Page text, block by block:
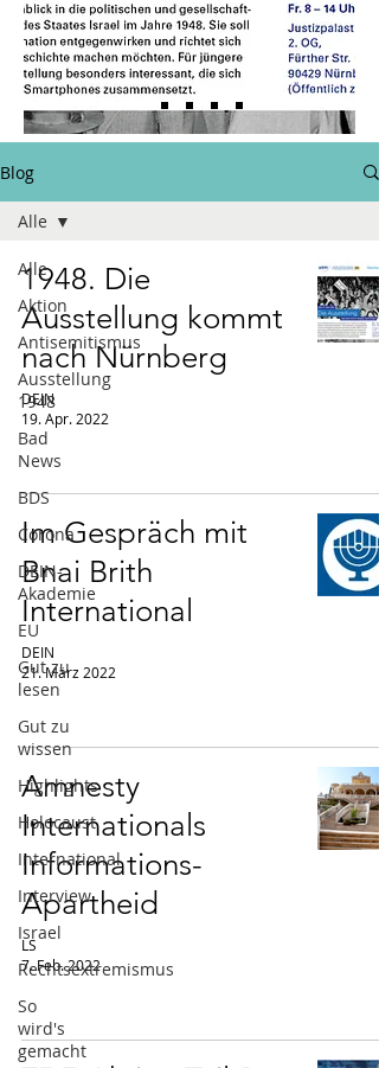
Blog
Alle
Aktion
Antisemitismus
Ausstellung
1948
Bad
News
BDS
Corona
DEIN-
Akademie
EU
Gut zu
lesen
Gut zu
wissen
Highlights
Holocaust
International
Interview
Israel
Rechtsextremismus
So
wird's
gemacht
Alle
1948. Die
Ausstellung kommt
nach Nürnberg
DEIN
19. Apr. 2022
Im Gespräch mit
Bnai Brith
International
DEIN
21. März 2022
Amnesty
Internationals
Informations-
Apartheid
LS
7. Feb. 2022